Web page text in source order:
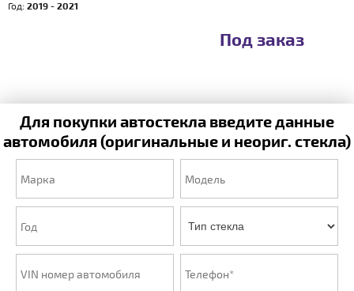
Год: 2019 - 2021
Под заказ
Для покупки автостекла введите данные
автомобиля (оригинальные и неориг. стекла)